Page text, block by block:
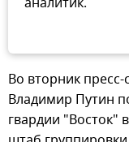
Во вторник
Владимир Путин
гвардии "Восток"